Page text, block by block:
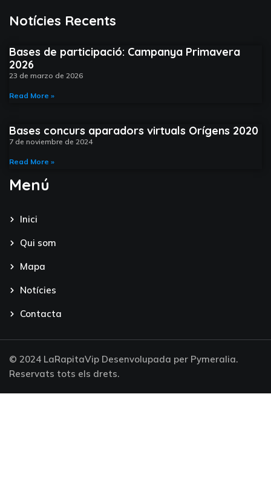
NEXO VETERALFACS
Notícies Recents​
Bases de participació: Campanya Primavera
2026
23 de marzo de 2026
Read More »
Bases concurs aparadors virtuals Orígens 2020
7 de noviembre de 2024
Read More »
Menú
Inici
Qui som
Mapa
Notícies
Contacta
© 2024 LaRapitaVip Desenvolupada per Pymeralia.
Reservats tots els drets.